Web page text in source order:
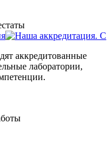
аккредитованные
лаборатории,